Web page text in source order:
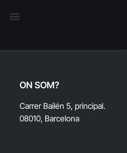
ON SOM?
Carrer Bailén 5, principal.
08010, Barcelona